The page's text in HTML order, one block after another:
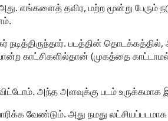
எங்களைத் தவிர, மற்ற மூன்று பேரும்
நடித்திருந்தார். படத்தின்
காட்சிகளில்தான் (முகத்தை
அந்த அளவுக்கு படம் உருக்கமாக
வேண்டும். அது நமது